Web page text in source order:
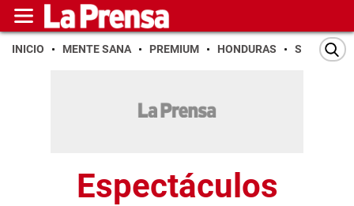
INICIO MENTE SANA PREMIUM HONDURAS SAN PEDRO
Espectáculos